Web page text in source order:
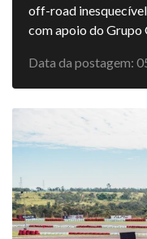
off-road
com apoio do Grupo
Data da postagem: